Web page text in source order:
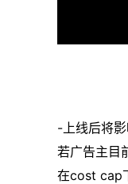
-上线后将
若广告主目
在cost cap